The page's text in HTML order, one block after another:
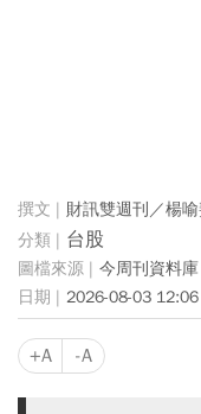
財訊雙週刊／楊
台股
今周刊資料庫
2026-08-03 12:06
+A -A